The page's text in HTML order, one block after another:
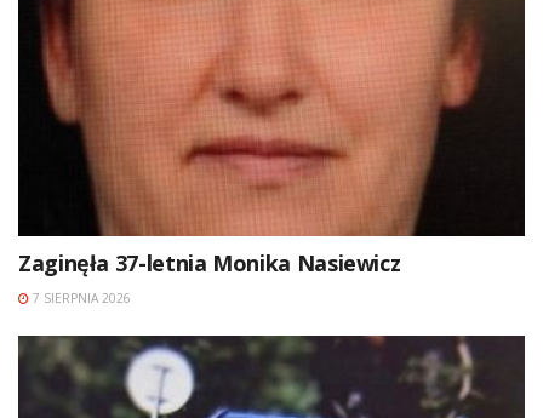
Zaginęła 37-letnia Monika Nasiewicz
7 SIERPNIA 2026